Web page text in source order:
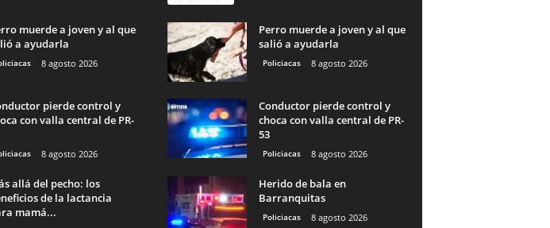
muerde a joven y al que
a ayudarla
8 agosto 2026
pierde control y
con valla central de PR-
8 agosto 2026
allá del pecho: los
de la lactancia
mamá...
Perro muerde a joven y al que
salió a ayudarla
Policiacas 8 agosto 2026
Conductor pierde control y
choca con valla central de PR-
53
Policiacas 8 agosto 2026
Herido de bala en
Barranquitas
Policiacas 8 agosto 2026